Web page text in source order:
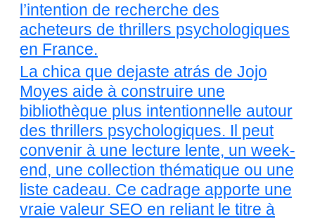
l’intention de recherche des
acheteurs de thrillers psychologiques
en France.
La chica que dejaste atrás de Jojo
Moyes aide à construire une
bibliothèque plus intentionnelle autour
des thrillers psychologiques. Il peut
convenir à une lecture lente, un week-
end, une collection thématique ou une
liste cadeau. Ce cadrage apporte une
vraie valeur SEO en reliant le titre à